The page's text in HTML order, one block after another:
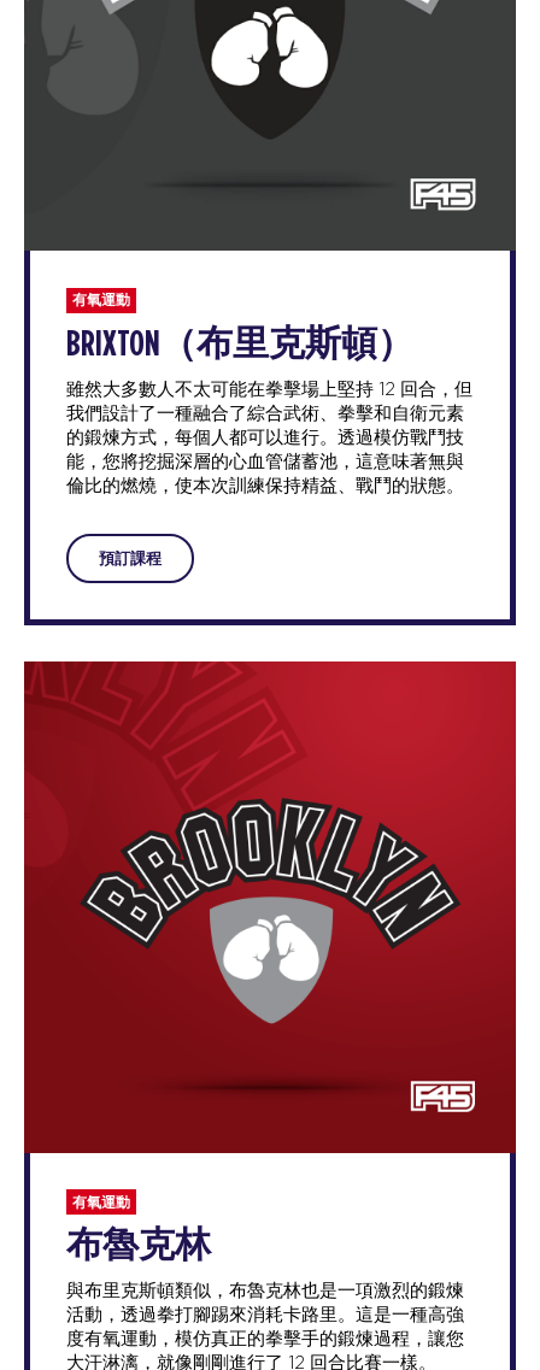
有氧運動
BRIXTON（布里克斯頓）
雖然大多數人不太可能在拳擊場上堅持 12 回合，但
我們設計了一種融合了綜合武術、拳擊和自衛元素
的鍛煉方式，每個人都可以進行。透過模仿戰鬥技
能，您將挖掘深層的心血管儲蓄池，這意味著無與
倫比的燃燒，使本次訓練保持精益、戰鬥的狀態。
預訂課程
有氧運動
布魯克林
與布里克斯頓類似，布魯克林也是一項激烈的鍛煉
活動，透過拳打腳踢來消耗卡路里。這是一種高強
度有氧運動，模仿真正的拳擊手的鍛煉過程，讓您
大汗淋漓，就像剛剛進行了 12 回合比賽一樣。